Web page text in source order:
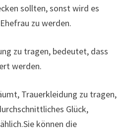
sollten, sonst wird es
zu werden.
zu tragen, bedeutet, dass
werden.
Trauerkleidung zu tragen,
Glück,
können die